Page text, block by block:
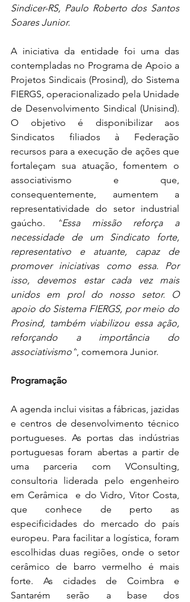
Sindicer-RS, Paulo Roberto dos Santos
Soares Junior.
A iniciativa da entidade foi uma das
contempladas no Programa de Apoio a
Projetos Sindicais (Prosind), do Sistema
FIERGS, operacionalizado pela Unidade
de Desenvolvimento Sindical (Unisind).
O objetivo é disponibilizar aos
Sindicatos filiados à Federação
recursos para a execução de ações que
fortaleçam sua atuação, fomentem o
associativismo e que,
consequentemente, aumentem a
representatividade do setor industrial
gaúcho.
“Essa missão reforça a
necessidade de um Sindicato forte,
representativo e atuante, capaz de
promover iniciativas como essa. Por
isso, devemos estar cada vez mais
unidos em prol do nosso setor. O
apoio do Sistema FIERGS, por meio do
Prosind, também viabilizou essa ação,
reforçando a importância do
associativismo”, comemora Junior.
Programação
A agenda inclui visitas a fábricas, jazidas
e centros de desenvolvimento técnico
portugueses. As portas das indústrias
portuguesas foram abertas a partir de
uma parceria com VConsulting,
consultoria liderada pelo engenheiro
em Cerâmica  e do Vidro, Vitor Costa,
que conhece de perto as
especificidades do mercado do país
europeu. Para facilitar a logística, foram
escolhidas duas regiões, onde o setor
cerâmico de barro vermelho é mais
forte. As cidades de Coimbra e
Santarém serão a base dos